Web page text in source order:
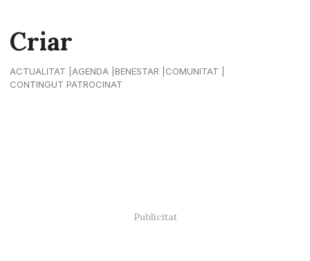
Criar
ACTUALITAT AGENDA BENESTAR
COMUNITAT
CONTINGUT PATROCINAT